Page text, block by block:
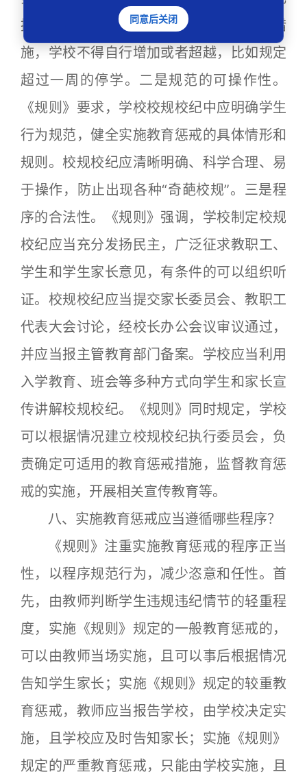
措施，仅有《规则》第十条明确规定的措
施，学校不得自行增加或者超越，比如规定
超过一周的停学。二是规范的可操作性。
《规则》要求，学校校规校纪中应明确学生
行为规范，健全实施教育惩戒的具体情形和
规则。校规校纪应清晰明确、科学合理、易
于操作，防止出现各种“奇葩校规”。三是程
序的合法性。《规则》强调，学校制定校规
校纪应当充分发扬民主，广泛征求教职工、
学生和学生家长意见，有条件的可以组织听
证。校规校纪应当提交家长委员会、教职工
代表大会讨论，经校长办公会议审议通过，
并应当报主管教育部门备案。学校应当利用
入学教育、班会等多种方式向学生和家长宣
传讲解校规校纪。《规则》同时规定，学校
可以根据情况建立校规校纪执行委员会，负
责确定可适用的教育惩戒措施，监督教育惩
戒的实施，开展相关宣传教育等。
八、实施教育惩戒应当遵循哪些程序？
《规则》注重实施教育惩戒的程序正当
性，以程序规范行为，减少恣意和任性。首
先，由教师判断学生违规违纪情节的轻重程
度，实施《规则》规定的一般教育惩戒的，
可以由教师当场实施，且可以事后根据情况
告知学生家长；实施《规则》规定的较重教
育惩戒，教师应当报告学校，由学校决定实
施，且学校应及时告知家长；实施《规则》
规定的严重教育惩戒，只能由学校实施，且
同意后关闭